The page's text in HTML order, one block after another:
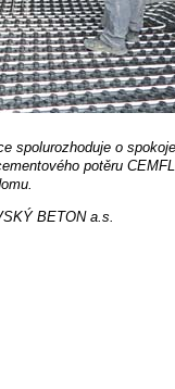
spolurozhoduje o
potěru
BETON a.s.